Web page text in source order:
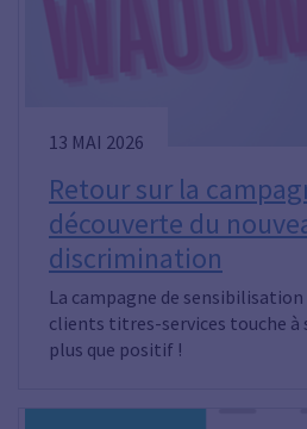
13 MAI 2026
Retour sur la
découverte du
discrimination
La campagne de
clients titres-services touche
plus que positif !